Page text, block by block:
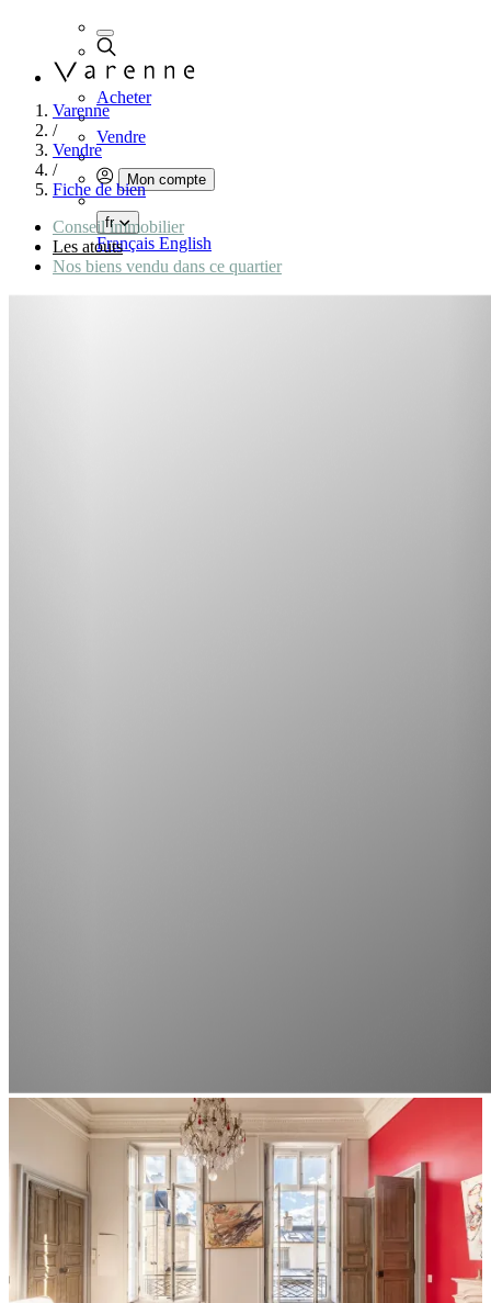
Acheter
Vendre
Mon compte
fr
Français English
Varenne
/
Vendre
/
Fiche de bien
Conseil immobilier
Les atouts
Nos biens vendu dans ce quartier